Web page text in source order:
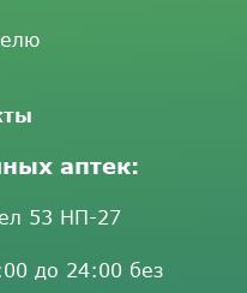
аптек:
53 НП-27
до 24:00 без